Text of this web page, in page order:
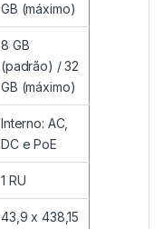
GB (máximo)
8 GB
(padrão) / 32
GB (máximo)
Interno: AC,
DC e PoE
1 RU
43,9 x 438,15